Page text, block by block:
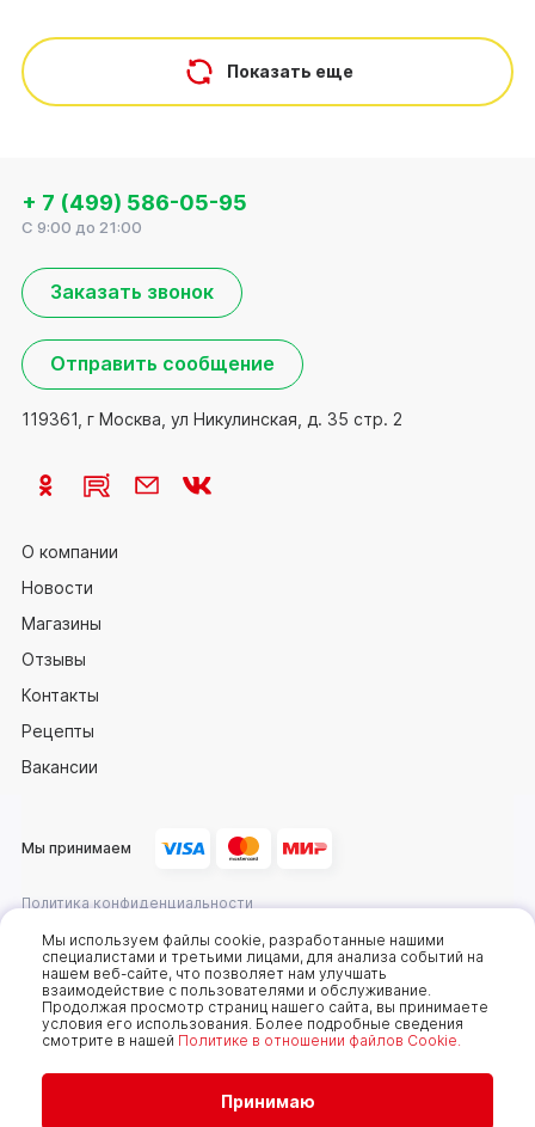
Мы используем файлы cookie, разработанные нашими
специалистами и третьими лицами, для анализа событий на
нашем веб-сайте, что позволяет нам улучшать
взаимодействие с пользователями и обслуживание.
Продолжая просмотр страниц нашего сайта, вы принимаете
условия его использования. Более подробные сведения
смотрите в нашей Политике в отношении файлов Cookie.
Принимаю
Показать еще
О компании
Новости
Магазины
Отзывы
Контакты
Рецепты
Вакансии
+ 7 (499) 586-05-95
C 9:00 до 21:00
Заказать звонок
Отправить сообщение
119361, г Москва, ул Никулинская, д. 35 стр. 2
2025 © Компания «Сахалин рыба»
Мы используем cookie-файлы, чтобы получать
статистику, которая помогает показывать вам
можете отключить cookie-файлы в настройках.
Продолжая пользоваться сайтом без изменения
настроек, вы даете согласие на использование
ваших cookie-файлов. Всегда рады видеть вас на
Политика конфиденциальности
Оферта
Мы принимаем